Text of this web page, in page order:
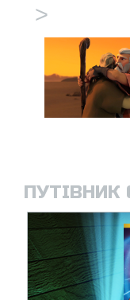
>
ПУТІВНИК